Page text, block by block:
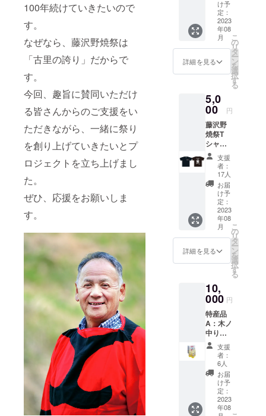
100年続けていきたいので
す。
なぜなら、藤沢野焼祭は
「古里の誇り」だからで
す。
今回、趣旨に賛同いただけ
る皆さんからのご支援をい
ただきながら、一緒に祭り
を創り上げていきたいとプ
ロジェクトを立ち上げまし
た。
ぜひ、応援をお願いしま
す。
ズ：
110cm
×20cm
け予
定：
2023
年08
月
詳細を見る
こ
の
リ
タ
ー
ン
を
選
択
す
る
5,0
00 円
藤沢野
焼祭T
シャツ
（2023
大会
ver）
カ
ラー：
ブラッ
ク、ラ
イトグ
リー
ン、ラ
イトブ
ルー サ
イズ：
LL
支援
者：
17人
お届
け予
定：
2023
年08
月
詳細を見る
こ
の
リ
タ
ー
ン
を
選
択
す
る
10,
000 円
特産品
A：木ノ
中りん
ごのり
んご
ジュー
ス
1000ml
×3本 賞
味期
限：製
支援
者：
6人
お届
け予
定：
2023
年08